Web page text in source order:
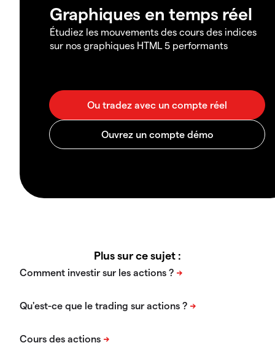
Graphiques en temps réel
Étudiez les mouvements des cours des indices
sur nos graphiques HTML 5 performants
Plus sur ce sujet :